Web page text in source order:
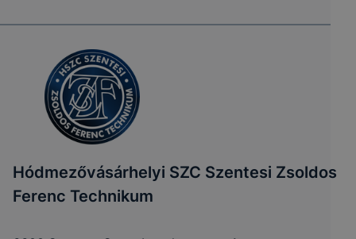
Hódmezővásárhelyi SZC Szentesi Zsoldos
Ferenc Technikum